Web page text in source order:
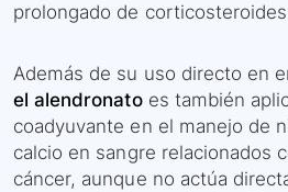
prolongado de
Además de su uso directo en
el alendronatoes también
coadyuvante en el manejo de
calcio en sangre relacionados
cáncer, aunque no actúa